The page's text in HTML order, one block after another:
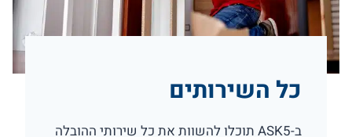
כל השירותים
ב-ASK5 תוכלו להשוות את כל שירותי ההובלה